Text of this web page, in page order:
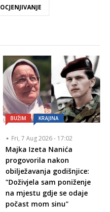
OCJENJIVANJE
BUŽIM KRAJINA
Fri, 7 Aug 2026 - 17:02
Majka Izeta Nanića
progovorila nakon
obilježavanja godišnjice:
"Doživjela sam poniženje
na mjestu gdje se odaje
počast mom sinu"